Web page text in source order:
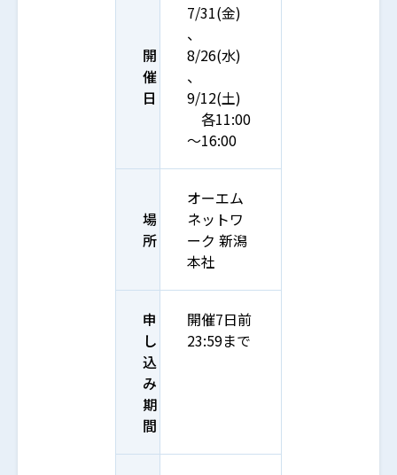
開
催
日
7/31(金)
、
8/26(水)
、
9/12(土)
各11:00
～16:00
場
所
オーエム
ネットワ
ーク 新潟
本社
申
し
込
み
期
間
開催7日前
23:59まで